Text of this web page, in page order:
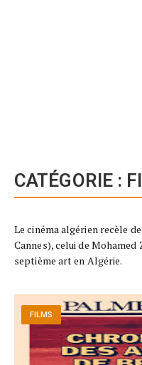
CATÉGORIE :
Le cinéma algérien recèle
Cannes), celui de Mohamed
septième art en Algérie.
FILMS